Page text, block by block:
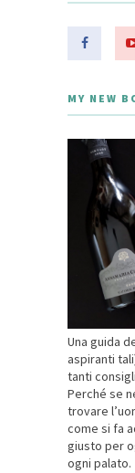
MY NEW
Una guida
aspiranti
tanti
Perché se
trovare
come si fa
giusto per
ogni palato.